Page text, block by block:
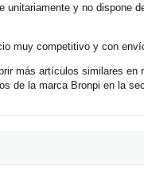
y no dispone
muy competitivo y con
más artículos similares en
de la marca Bronpi en la